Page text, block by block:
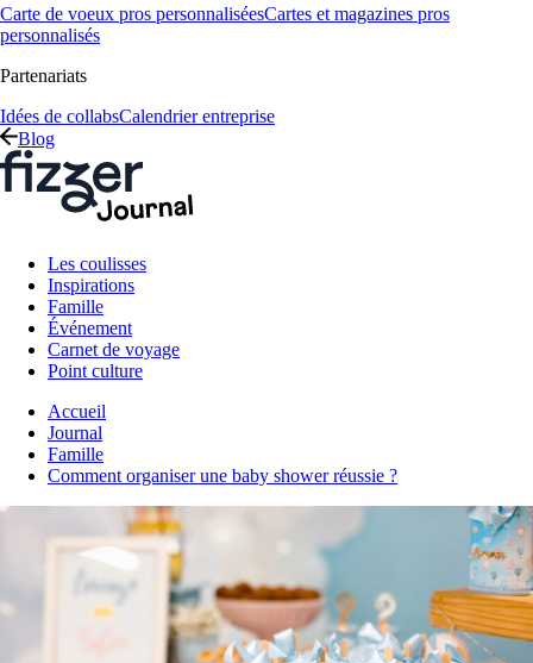
Carte de voeux pros personnaliséesCartes et magazines pros
personnalisés
Partenariats
Idées de collabsCalendrier entreprise
Blog
Les coulisses
Inspirations
Famille
Événement
Carnet de voyage
Point culture
Accueil
Journal
Famille
Comment organiser une baby shower réussie ?